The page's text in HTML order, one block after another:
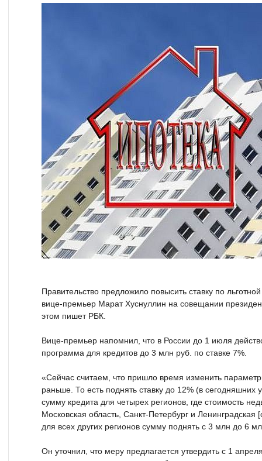
Правительство предложило повысить ставку по
вице-премьер Марат Хуснуллин на совещании
этом пишет РБК.
Вице-премьер напомнил, что в России до 1 июля
программа для кредитов до 3 млн руб. по ставке 7%.
«Сейчас считаем, что пришло время изменить
раньше. То есть поднять ставку до 12% (в сегодняшних
сумму кредита для четырех регионов, где стоимость
Московская область, Санкт-Петербург и
для всех других регионов сумму поднять с 3 млн до 6
Он уточнил, что меру предлагается утвердить с 1